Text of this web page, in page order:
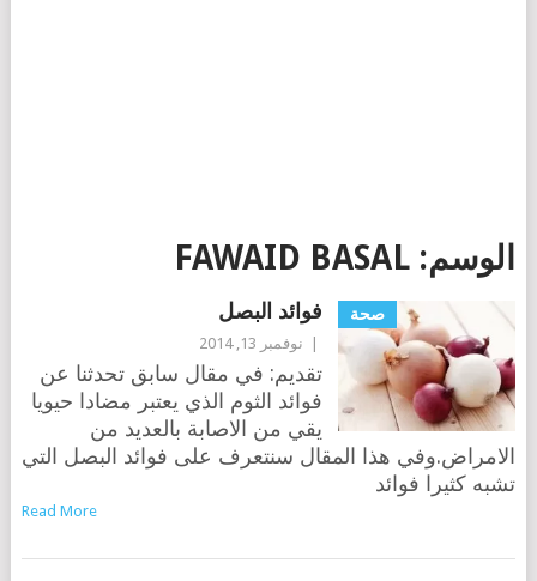
الوسم: FAWAID BASAL
صحة فوائد البصل
نوفمبر 13, 2014
تقديم: في مقال سابق تحدثنا عن
فوائد الثوم الذي يعتبر مضادا حيويا
يقي من الاصابة بالعديد من
الامراض.وفي هذا المقال سنتعرف على فوائد البصل التي
تشبه كثيرا فوائد
Read More